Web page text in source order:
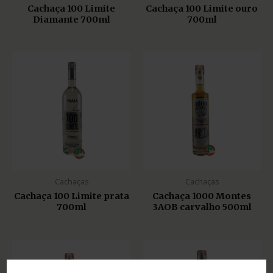
Cachaça 100 Limite
Diamante 700ml
Cachaça 100 Limite ouro
700ml
Cachaças
Cachaça 100 Limite prata
700ml
Cachaças
Cachaça 1000 Montes
3AOB carvalho 500ml